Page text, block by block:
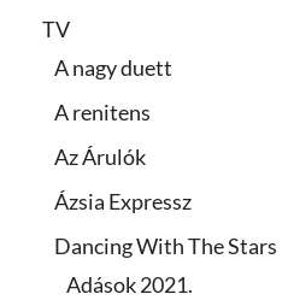
TV
A nagy duett
A renitens
Az Árulók
Ázsia Expressz
Dancing With The Stars
Adások 2021.